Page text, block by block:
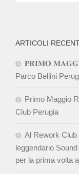
ARTICOLI
𝐏𝐑𝐈𝐌𝐎
Parco Bellini
Primo Maggio
Club Perugia
Al Rework Club
leggendario
per la prima volta